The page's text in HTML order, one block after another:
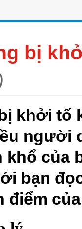
bị
khởi tố
người
khổ của
bạn
điểm